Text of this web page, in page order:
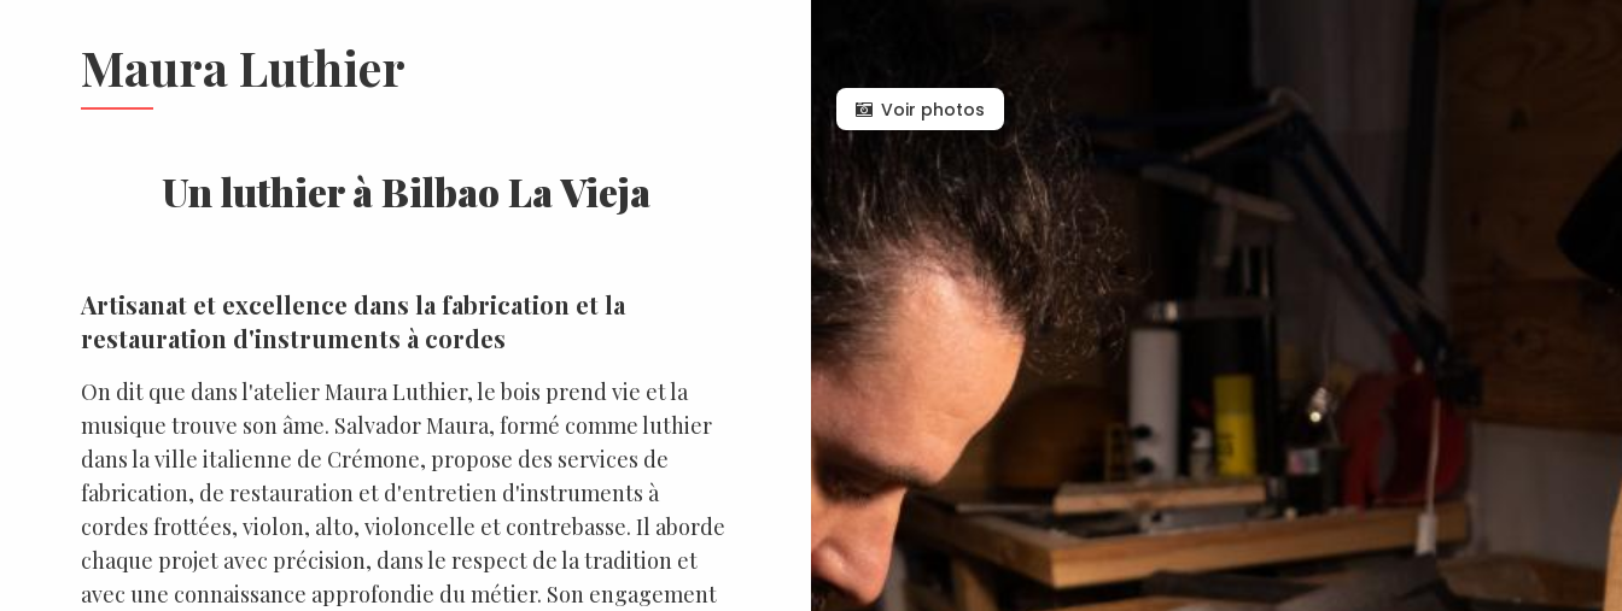
Voir photos
Maura Luthier
Un luthier à Bilbao La Vieja
Artisanat et excellence dans la fabrication et la
restauration d'instruments à cordes
On dit que dans l'atelier Maura Luthier, le bois prend vie et la
musique trouve son âme. Salvador Maura, formé comme luthier
dans la ville italienne de Crémone, propose des services de
fabrication, de restauration et d'entretien d'instruments à
cordes frottées, violon, alto, violoncelle et contrebasse. Il aborde
chaque projet avec précision, dans le respect de la tradition et
avec une connaissance approfondie du métier. Son engagement